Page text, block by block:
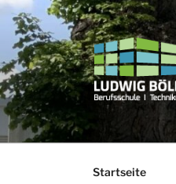
Zum
Inhalt
springen
Startseite